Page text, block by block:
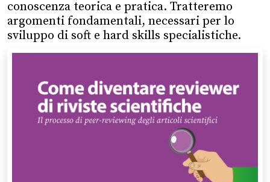
conoscenza teorica e pratica. Tratteremo
argomenti fondamentali, necessari per lo
sviluppo di soft e hard skills specialistiche.